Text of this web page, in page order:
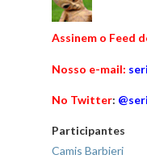
Assinem o Feed
Nosso e-mail:
No Twitter:
Participantes
Camis Barbieri